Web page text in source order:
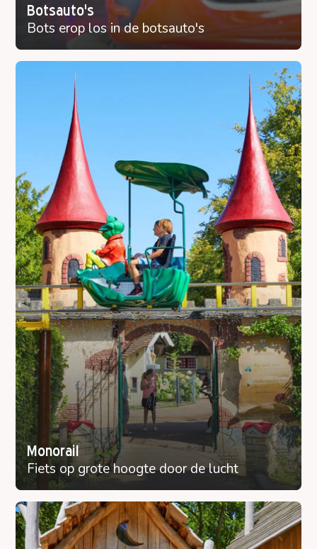
Botsauto's
Bots erop los in de botsauto's
Monorail
Fiets op grote hoogte door de lucht